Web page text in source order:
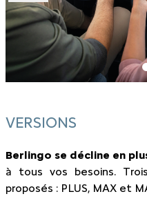
VERSIONS
Berlingo se décline en
à tous vos besoins.
proposés : PLUS, MAX et